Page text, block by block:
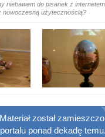
niebawem do pisanek z
nowoczesną użytecznością?
został
portalu ponad dekadę temu.